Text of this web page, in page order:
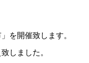
を開催致します。
しました。